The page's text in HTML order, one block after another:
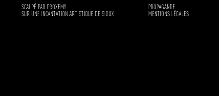
SCALPÉ PAR PROXEMY
SUR UNE INCANTATION ARTISTIQUE DE SIOUX
PROPAGANDE
MENTIONS LÉGALES